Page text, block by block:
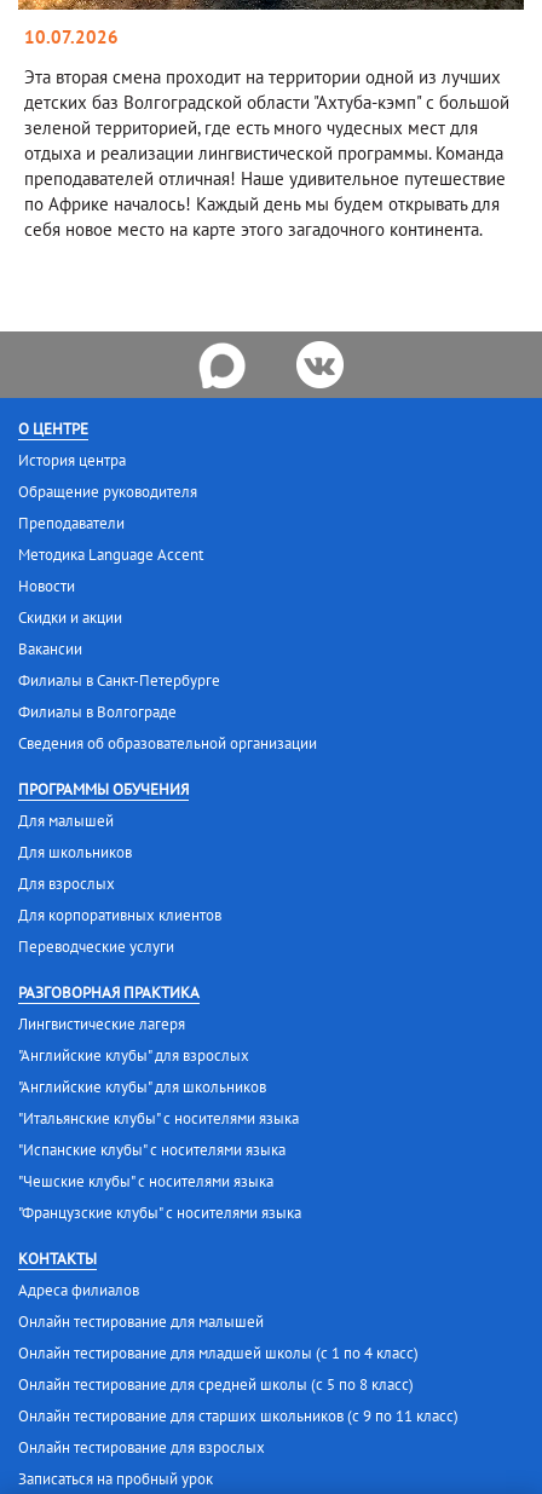
10.07.2026
Эта вторая смена проходит на территории одной из лучших
детских баз Волгоградской области "Ахтуба-кэмп" с большой
зеленой территорией, где есть много чудесных мест для
отдыха и реализации лингвистической программы. Команда
преподавателей отличная! Наше удивительное путешествие
по Африке началось! Каждый день мы будем открывать для
себя новое место на карте этого загадочного континента.
О ЦЕНТРЕ
История центра
Обращение руководителя
Преподаватели
Методика Language Accent
Новости
Скидки и акции
Вакансии
Филиалы в Санкт-Петербурге
Филиалы в Волгограде
Сведения об образовательной организации
ПРОГРАММЫ ОБУЧЕНИЯ
Для малышей
Для школьников
Для взрослых
Для корпоративных клиентов
Переводческие услуги
РАЗГОВОРНАЯ ПРАКТИКА
Лингвистические лагеря
"Английские клубы" для взрослых
"Английские клубы" для школьников
"Итальянские клубы" с носителями языка
"Испанские клубы" с носителями языка
"Чешские клубы" с носителями языка
"Французские клубы" с носителями языка
КОНТАКТЫ
Адреса филиалов
Онлайн тестирование для малышей
Онлайн тестирование для младшей школы (с 1 по 4 класс)
Онлайн тестирование для средней школы (с 5 по 8 класс)
Онлайн тестирование для старших школьников (с 9 по 11 класс)
Онлайн тестирование для взрослых
Записаться на пробный урок